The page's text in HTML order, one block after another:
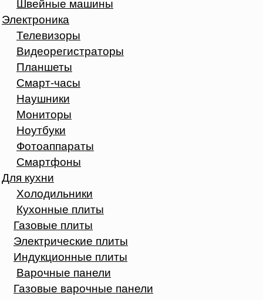
Электроника
Телевизоры
Видеорегистраторы
Планшеты
Смарт-часы
Наушники
Мониторы
Ноутбуки
Фотоаппараты
Смартфоны
Для кухни
Холодильники
Кухонные плиты
Газовые плиты
Электрические плиты
Индукционные плиты
Варочные панели
Газовые варочные панели